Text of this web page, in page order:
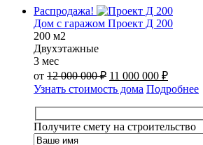
Распродажа!
Дом с гаражом Проект Д 200
200 м2
Двухэтажные
3 мес
от 12 000 000₽ Первоначальная
цена
составляла
12
000
000 ₽.
11 000 000 ₽Текущая
цена:
11
000
000 ₽.
Узнать стоимость дома Подробнее
Получите смету на строительство